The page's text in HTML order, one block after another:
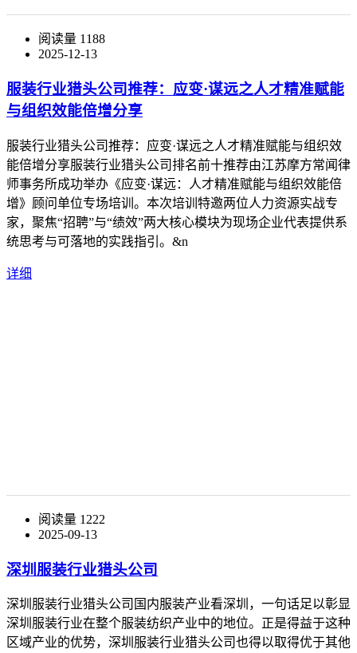
阅读量 1188
2025-12-13
服装行业猎头公司推荐：应变·谋远之人才精准赋能
与组织效能倍增分享
服装行业猎头公司推荐：应变·谋远之人才精准赋能与组织效
能倍增分享服装行业猎头公司排名前十推荐由江苏摩方常闻律
师事务所成功举办《应变·谋远：人才精准赋能与组织效能倍
增》顾问单位专场培训。本次培训特邀两位人力资源实战专
家，聚焦“招聘”与“绩效”两大核心模块为现场企业代表提供系
统思考与可落地的实践指引。&n
详细
阅读量 1222
2025-09-13
深圳服装行业猎头公司
深圳服装行业猎头公司国内服装产业看深圳，一句话足以彰显
深圳服装行业在整个服装纺织产业中的地位。正是得益于这种
区域产业的优势，深圳服装行业猎头公司也得以取得优于其他